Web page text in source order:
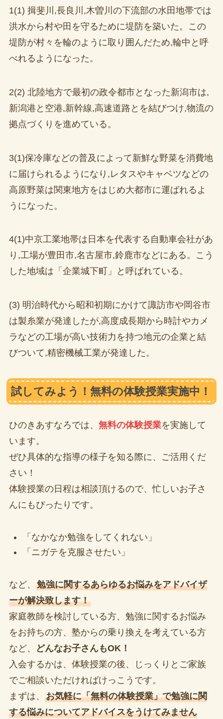
1(1) 揖斐川,長良川,木曽川の下流部の水田地帯では
洪水から村や田を守るために堤防を築いた。この
堤防が村々を輪のように取り囲んだため,輪中と呼
べれるようになった。
2(2) 北陸地方で最初の政令都市となった新潟市は,
新潟港と空港,新幹線,高速道路とを結びつけ,物流の
拠点づくりを進めている。
3(1)保冷庫などの普及によって新鮮な野菜を消費地
に届けられるようになり,レタスやキャベツなどの
高原野菜は関東地方をはじめ大都市に運ばれるよ
うになった。
4(1)中京工業地帯は日本を代表する自動車会社があ
り,工場が豊田市,名古屋市,鈴鹿市などにある。こう
した地域は「企業城下町」と呼ばれている。
(3) 明治時代から昭和初期にかけて諏訪市や岡谷市
は製糸業が発達したが,高度成長期から時計やカメ
ラなどの工場が高い技術力を持つ地元の企業と結
びついて,精密機械工業が発達した。
試してみよう！無料の体験授業実施中！
ひのきあすなろでは、 無料の体験授業を実施して
います。
ぜひ具体的な指導の様子を知る際に、ご活用くだ
さい！
体験授業の日程は相談頂けるので、忙しいお子さ
んにもぴったりです。
「なかなか勉強をしてくれない」
「ニガテを克服させたい」
など、 勉強に関するあらゆるお悩みをアドバイザ
ーが解決致します！
家庭教師を検討している方、勉強に関するお悩み
をお持ちの方、塾からの乗り換えを考えている方
など、
どんなお子さんもOK！
入会するかは、体験授業の後、じっくりとご家族
でご相談いただければけっこうです。
まずは、 お気軽に「無料の体験授業」で勉強に関
する悩みについてアドバイスをうけてみません